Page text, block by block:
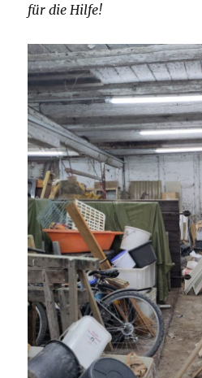
für die Hilfe!